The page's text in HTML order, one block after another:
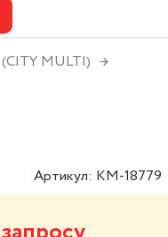
MULTI)
Артикул: КМ-18779